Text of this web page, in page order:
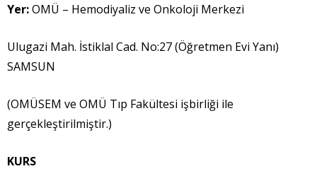
Yer:OMÜ – Hemodiyaliz ve Onkoloji Merkezi
Ulugazi Mah. İstiklal Cad. No:27 (Öğretmen Evi Yanı)
SAMSUN
(OMÜSEM ve OMÜ Tıp Fakültesi işbirliği ile
gerçekleştirilmiştir.)
KURS